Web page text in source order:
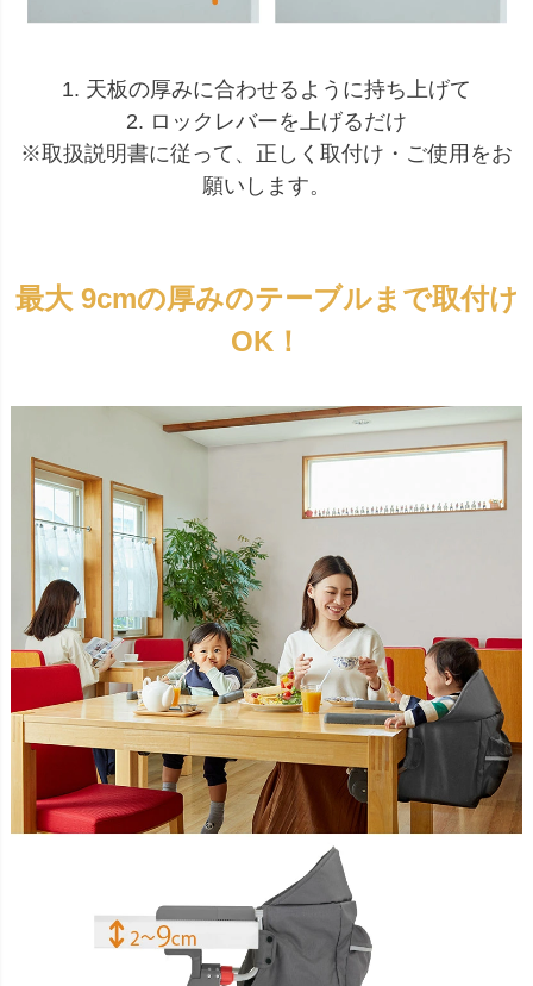
1. 天板の厚みに合わせるように持ち上げて
2. ロックレバーを上げるだけ
※取扱説明書に従って、正しく取付け・ご使用をお
願いします。
最大 9cmの厚みのテーブルまで取付け
OK！